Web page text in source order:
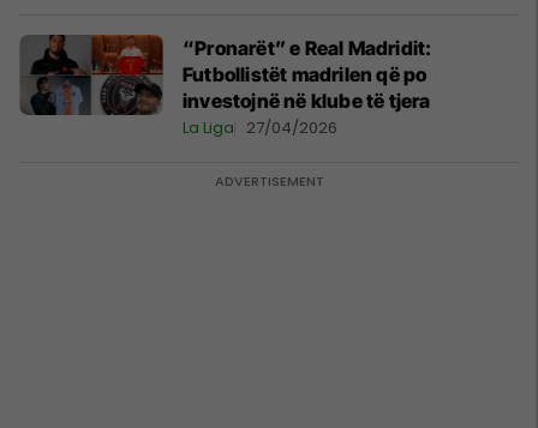
“Pronarët” e Real Madridit:
Futbollistët madrilen që po
investojnë në klube të tjera
La Liga 27/04/2026